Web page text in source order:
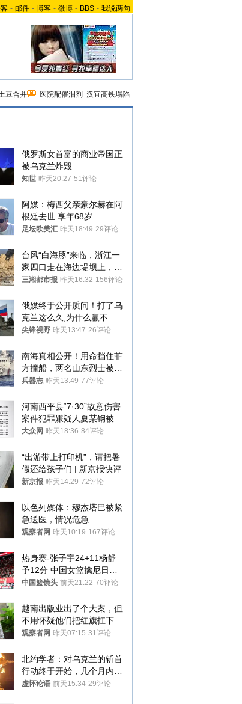
- 邮件 - 博客 - 微博 - BBS - 我说两句
豆合并 医院配催泪剂 汉宜高铁塌陷
俄罗斯女首富的商业帝国正
被乌克兰炸毁
知世 昨天20:27 51评论
阿媒：梅西父亲豪尔赫在阿
根廷去世 享年68岁
足坛欧美汇 昨天18:49 29评论
台风“白海豚”来临，浙江一
家四口走在海边堤坝上，其
中9岁男孩被巨浪卷入海
三湘都市报 昨天16:32 156评论
俄媒终于公开质问！打了乌
克兰这么久,为什么赢不了?
答案令人沉默
尖锋视野 昨天13:47 26评论
南海真相公开！用命挡住菲
方撞船，两名山东烈士被授
武警最高荣誉
兵器志 昨天13:49 77评论
河南西平县“7·30”故意伤害
案件犯罪嫌疑人夏某钢被抓
获
大众网 昨天18:36 84评论
“出游带上打印机”，请把暑
假还给孩子们 | 新京报快评
新京报 昨天14:29 72评论
以色列媒体：穆杰塔巴被紧
急送医，情况危急
观察者网 昨天10:19 167评论
热身赛-张子宇24+11杨舒
予12分 中国女篮擒尼日利
亚
中国篮镜头 前天21:22 70评论
越南出版业出了个大案，但
不用怀疑他们把红旗扛下去
的决心
观察者网 昨天07:15 31评论
北约学者：对乌克兰的斩首
行动终于开始，几个月内乌
将投降
虚怀论语 前天15:34 29评论